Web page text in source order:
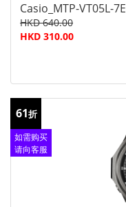
Casio_MTP-VT05L-7E
HKD 640.00
HKD 310.00
61折
如需购买
请向客服